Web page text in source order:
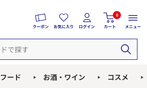
クーポン お気に入り ログイン
0
カート メニュー
フード お酒・ワイン コスメ